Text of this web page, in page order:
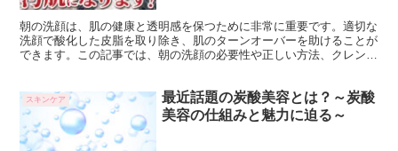
朝の洗顔は、肌の健康と透明感を保つために非常に重要です。適切な
洗顔で酸化した皮脂を取り除き、肌のターンオーバーを助けることが
できます。この記事では、朝の洗顔の必要性や正しい方法、クレンジ
スキンケア
最近話題の炭酸美容とは？～炭酸
美容の仕組みと魅力に迫る～